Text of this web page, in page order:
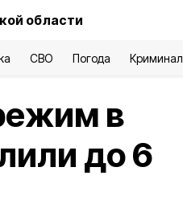
области
СВО Погода Криминал
в
до 6